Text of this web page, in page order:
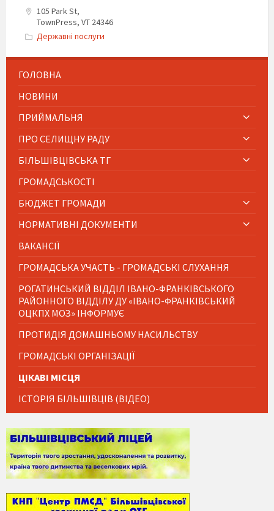
105 Park St,
TownPress, VT 24346
Державні послуги
ГОЛОВНА
НОВИНИ
ПРИЙМАЛЬНЯ
ПРО СЕЛИЩНУ РАДУ
БІЛЬШІВЦІВСЬКА ТГ
ГРОМАДСЬКОСТІ
БЮДЖЕТ ГРОМАДИ
НОРМАТИВНІ ДОКУМЕНТИ
ВАКАНСІЇ
ГРОМАДСЬКА УЧАСТЬ - ГРОМАДСЬКІ СЛУХАННЯ
РОГАТИНСЬКИЙ ВІДДІЛ ІВАНО-ФРАНКІВСЬКОГО
РАЙОННОГО ВІДДІЛУ ДУ «ІВАНО-ФРАНКІВСЬКИЙ
ОЦКПХ МОЗ» ІНФОРМУЄ
ПРОТИДІЯ ДОМАШНЬОМУ НАСИЛЬСТВУ
ГРОМАДСЬКІ ОРГАНІЗАЦІЇ
ЦІКАВІ МІСЦЯ
ІСТОРІЯ БІЛЬШІВЦІВ (ВІДЕО)